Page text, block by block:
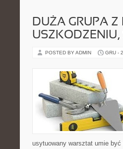
DUŻA GRUPA
USZKODZENIU,
POSTED BY ADMIN GRU -
usytuowany warsztat umie